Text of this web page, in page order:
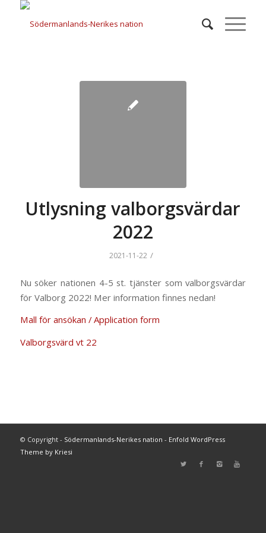
Utlysning valborgsvärdar
2022
2021-11-22 /
Nu söker nationen 4-5 st. tjänster som valborgsvärdar
för Valborg 2022! Mer information finnes nedan!
Mall för ansökan / Application form
Valborgsvärd vt 22
© Copyright - Södermanlands-Nerikes nation - Enfold WordPress
Theme by Kriesi